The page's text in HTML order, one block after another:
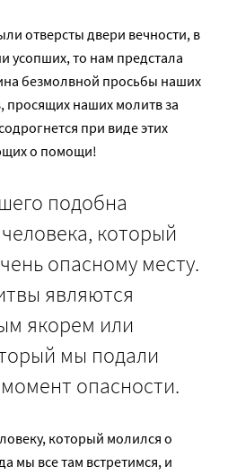
отверсты двери вечности, в
усопших, то нам предстала
безмолвной просьбы наших
просящих наших молитв за
при виде этих
о помощи!
подобна
который
опасному месту.
являются
якорем или
мы подали
опасности.
который молился о
мы все там встретимся, и